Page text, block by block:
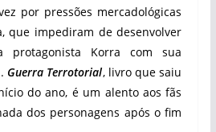
por pressões mercadológicas
que impediram de desenvolver
protagonista Korra com sua
Guerra Terrotorial, livro que saiu
do ano, é um alento aos fãs
dos personagens após o fim